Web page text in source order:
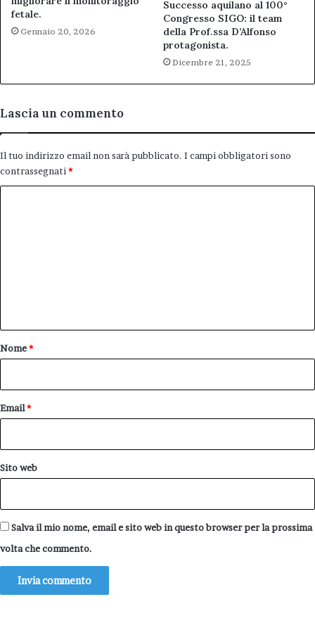
fetale.
Gennaio 20, 2026
Successo aquilano al 100°
Congresso SIGO: il team
della Prof.ssa D’Alfonso
protagonista.
Dicembre 21, 2025
Lascia un commento
Il tuo indirizzo email non sarà pubblicato. I campi obbligatori sono
contrassegnati *
o
Nome*
Email*
Sito web
Salva il mio nome, email e sito web in questo browser per la prossima
volta che commento.